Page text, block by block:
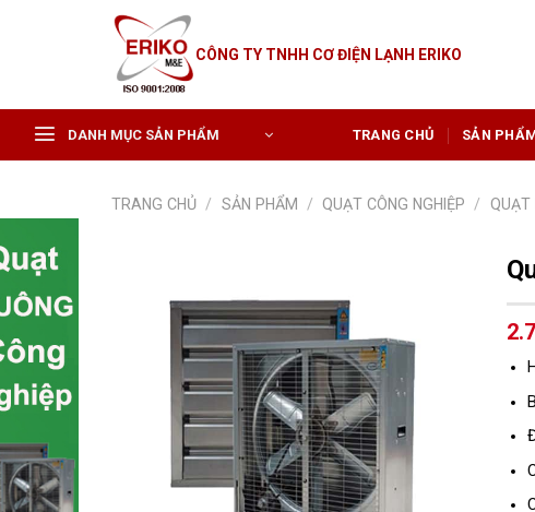
CÔNG TY TNHH CƠ ĐIỆN LẠNH ERIKO
DANH MỤC SẢN PHẨM TRANG CHỦ SẢN
TRANG CHỦ / SẢN PHẨM / QUẠT CÔNG NGHIỆP /
QUẠT